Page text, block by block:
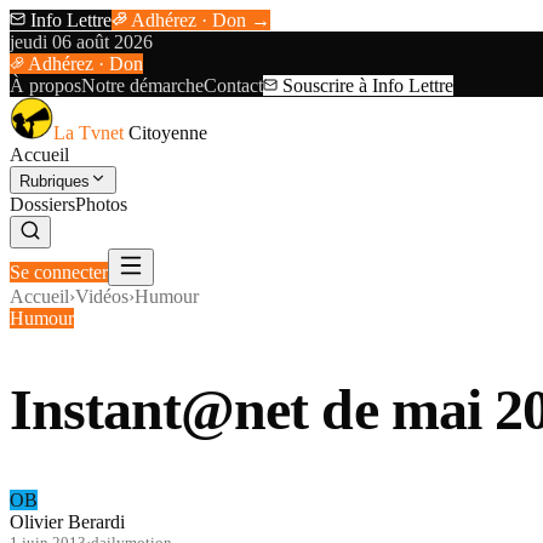
Info Lettre
Adhérez · Don →
jeudi 06 août 2026
Adhérez · Don
À proposNotre démarcheContact Souscrire à Info Lettre
La Tvnet Citoyenne
Accueil
Rubriques
DossiersPhotos
Se connecter
Accueil›Vidéos›Humour
Humour
Instant@net de mai
OB
Olivier Berardi